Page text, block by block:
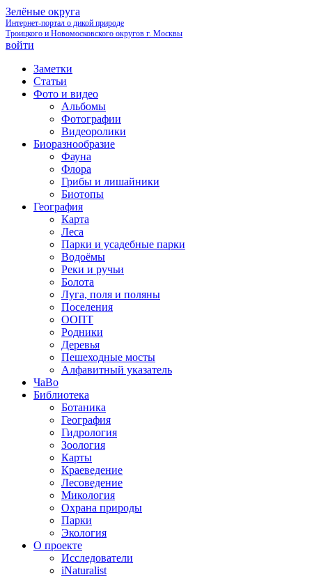
Зелёные округа
Интернет-портал о дикой природе
Троицкого и Новомосковского округов г. Москвы
войти
Заметки
Статьи
Фото и видео
Альбомы
Фотографии
Видеоролики
Биоразнообразие
Фауна
Флора
Грибы и лишайники
Биотопы
География
Карта
Леса
Парки и усадебные парки
Водоёмы
Реки и ручьи
Болота
Луга, поля и поляны
Поселения
ООПТ
Родники
Деревья
Пешеходные мосты
Алфавитный указатель
ЧаВо
Библиотека
Ботаника
География
Гидрология
Зоология
Карты
Краеведение
Лесоведение
Микология
Охрана природы
Парки
Экология
О проекте
Исследователи
iNaturalist